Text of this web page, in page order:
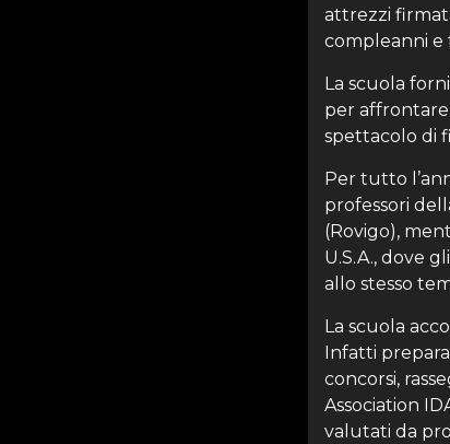
attrezzi
compleanni e
La scuola
per affrontare
spettacolo di
Per tutto
professori
(Rovigo),
U.S.A., dove
allo stesso
La scuola
Infatti
concorsi,
Association
valutati da